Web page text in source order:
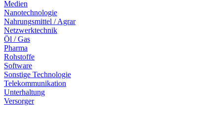
Medien
Nanotechnologie
Nahrungsmittel / Agrar
Netzwerktechnik
Öl / Gas
Pharma
Rohstoffe
Software
Sonstige Technologie
Telekommunikation
Unterhaltung
Versorger